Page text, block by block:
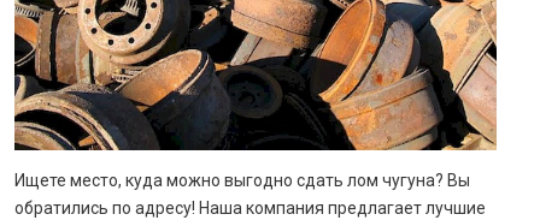
Ищете место, куда можно выгодно сдать лом чугуна? Вы
обратились по адресу! Наша компания предлагает лучшие